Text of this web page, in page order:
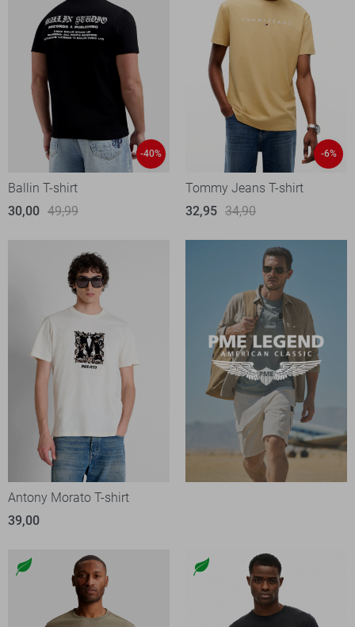
-40%
Ballin T-shirt
30,00 49,99
-6%
Tommy Jeans T-shirt
32,95 34,90
Antony Morato T-shirt
39,00